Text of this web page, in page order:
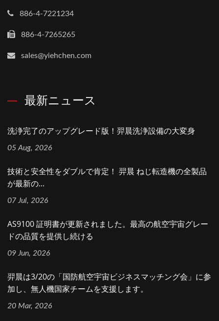
886-4-7221234
886-4-7265265
sales@yiehchen.com
最新ニュース
洗浄完了のアップグレード版！羿晨洗浄設備の大変身
05 Aug, 2026
技術と安全性をダブルで肯定！ 羿晨 ねじ転造機の全製品
が最新の...
07 Jul, 2026
AS9100 証明書が更新されました。最高の航空宇宙グレー
ドの品質を提供し続ける
09 Jun, 2026
羿晨は3/20の「国防航空宇宙ビジネスマッチング会」に参
加し、無人機国家チームを支援します。
20 Mar, 2026